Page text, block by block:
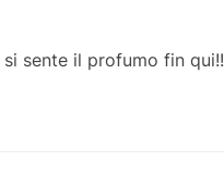
si sente il profumo fin qui!!